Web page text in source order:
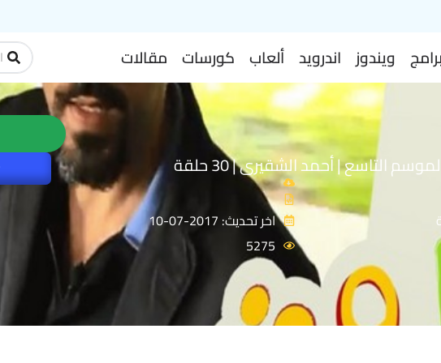
برامج ويندوز اندرويد ألعاب كورسات مقالات
...
التاسع | أحمد الشقيرى | 30 حلقة
اخر تحديث: 2017-07-10
5275